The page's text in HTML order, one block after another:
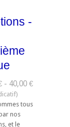
-
- 40,00 €
tous
nos
et le